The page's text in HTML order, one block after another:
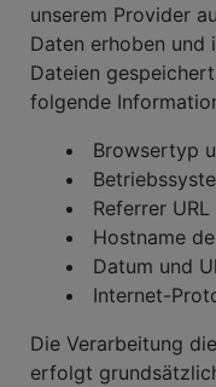
unserem Provider
Daten erhoben und
Dateien
folgende
Browsertyp
Referrer URL
Hostname
Datum und
Internet-
Die Verarbeitung
erfolgt